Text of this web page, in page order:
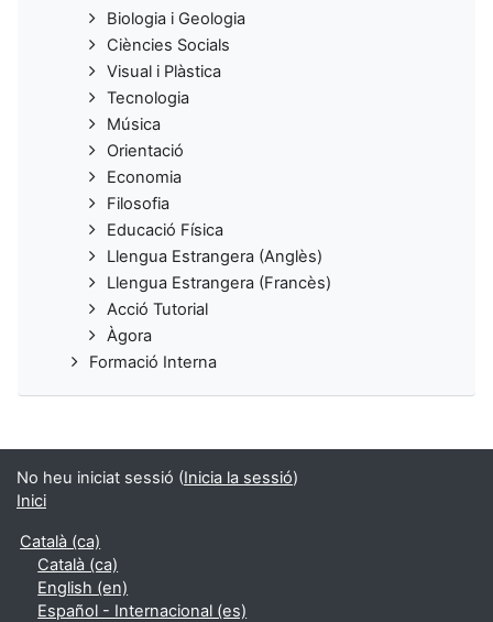
Biologia i Geologia
Ciències Socials
Visual i Plàstica
Tecnologia
Música
Orientació
Economia
Filosofia
Educació Física
Llengua Estrangera (Anglès)
Llengua Estrangera (Francès)
Acció Tutorial
Àgora
Formació Interna
No heu iniciat sessió (Inicia la sessió)
Inici
Català ‎(ca)‎
Català ‎(ca)‎
English ‎(en)‎
Español - Internacional ‎(es)‎